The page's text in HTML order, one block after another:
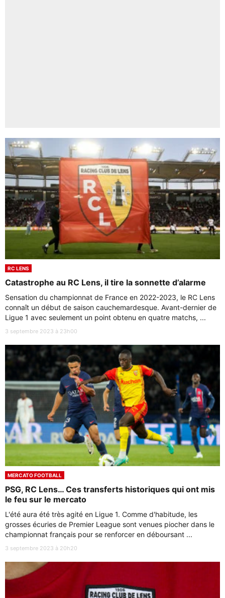
RC LENS
Catastrophe au RC Lens, il tire la sonnette d’alarme
Sensation du championnat de France en 2022-2023, le RC Lens
connaît un début de saison cauchemardesque. Avant-dernier de
Ligue 1 avec seulement un point obtenu en quatre matchs, ...
3 septembre 2023 à 23h00
MERCATO FOOTBALL
PSG, RC Lens… Ces transferts historiques qui ont mis
le feu sur le mercato
L'été aura été très agité en Ligue 1. Comme d'habitude, les
grosses écuries de Premier League sont venues piocher dans le
championnat français pour se renforcer en déboursant ...
3 septembre 2023 à 20h20